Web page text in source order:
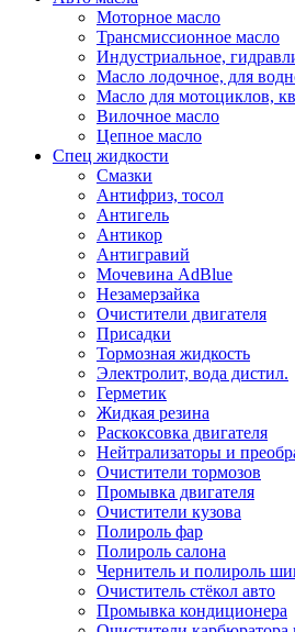
Моторное масло
Трансмиссионное масло
Индустриальное,
Масло лодочное, для
Масло для мотоциклов,
Вилочное масло
Цепное масло
Спец жидкости
Смазки
Антифриз, тосол
Антигель
Антикор
Антигравий
Мочевина AdBlue
Незамерзайка
Очистители двигателя
Присадки
Тормозная жидкость
Электролит, вода дистил.
Герметик
Жидкая резина
Раскоксовка двигателя
Нейтрализаторы и
Очистители тормозов
Промывка двигателя
Очистители кузова
Полироль фар
Полироль салона
Чернитель и полироль
Очиститель стёкол авто
Промывка кондиционера